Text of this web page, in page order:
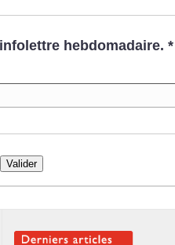
hebdomadaire. *
Valider